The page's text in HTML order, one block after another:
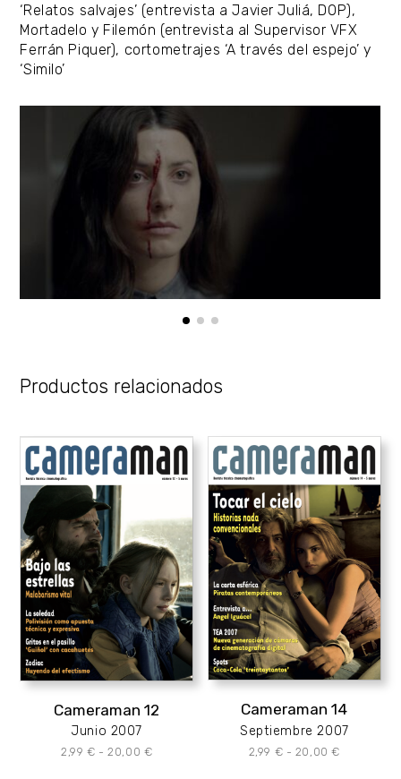
‘Relatos salvajes’ (entrevista a Javier Juliá, DOP),
Mortadelo y Filemón (entrevista al Supervisor VFX
Ferrán Piquer), cortometrajes ‘A través del espejo’ y
‘Similo’
Productos relacionados
Cameraman 12
Junio 2007
2,99 € - 20,00 €Rango
Cameraman 14
Septiembre 2007
2,99 € - 20,00€Rango